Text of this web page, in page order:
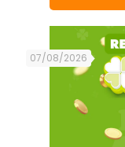
07/08/2026